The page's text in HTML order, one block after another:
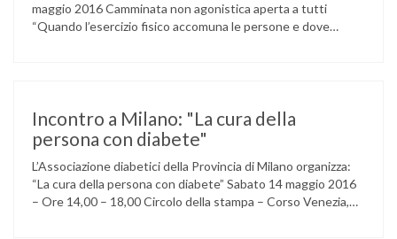
maggio 2016 Camminata non agonistica aperta a tutti
“Quando l’esercizio fisico accomuna le persone e dove
Incontro a Milano: "La cura della
persona con diabete"
L’Associazione diabetici della Provincia di Milano organizza:
“La cura della persona con diabete” Sabato 14 maggio 2016
– Ore 14,00 – 18,00 Circolo della stampa – Corso Venezia,